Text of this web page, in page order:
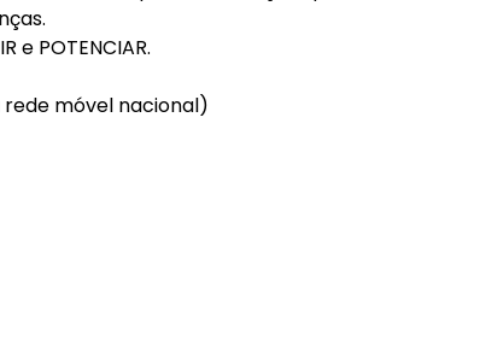
e POTENCIAR.
móvel nacional)